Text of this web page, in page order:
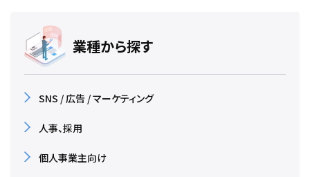
業種から探す
SNS / 広告 / マーケティング
人事、採用
個人事業主向け